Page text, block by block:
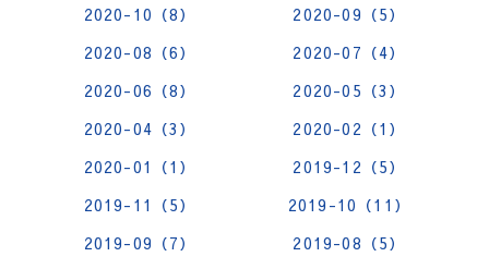
2020-10（8）
2020-09（5）
2020-08（6）
2020-07（4）
2020-06（8）
2020-05（3）
2020-04（3）
2020-02（1）
2020-01（1）
2019-12（5）
2019-11（5）
2019-10（11）
2019-09（7）
2019-08（5）